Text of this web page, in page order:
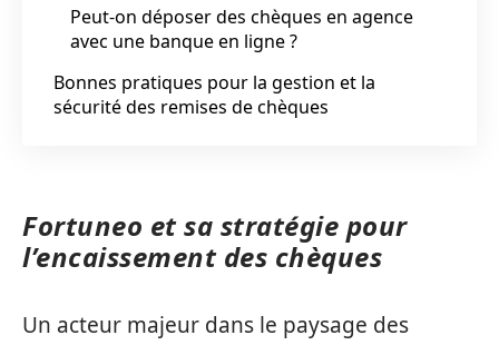
Peut-on déposer des chèques en agence
avec une banque en ligne ?
Bonnes pratiques pour la gestion et la
sécurité des remises de chèques
Fortuneo et sa stratégie pour
l’encaissement des chèques
Un acteur majeur dans le paysage des